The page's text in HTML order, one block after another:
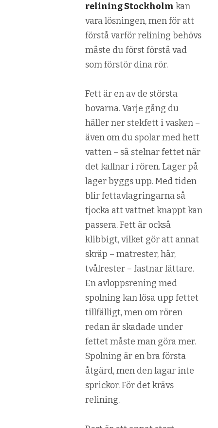
relining Stockholm kan
vara lösningen, men för att
förstå varför relining behövs
måste du först förstå vad
som förstör dina rör.
Fett är en av de största
bovarna. Varje gång du
häller ner stekfett i vasken –
även om du spolar med hett
vatten – så stelnar fettet när
det kallnar i rören. Lager på
lager byggs upp. Med tiden
blir fettavlagringarna så
tjocka att vattnet knappt kan
passera. Fett är också
klibbigt, vilket gör att annat
skräp – matrester, hår,
tvålrester – fastnar lättare.
En avloppsrening med
spolning kan lösa upp fettet
tillfälligt, men om rören
redan är skadade under
fettet måste man göra mer.
Spolning är en bra första
åtgärd, men den lagar inte
sprickor. För det krävs
relining.